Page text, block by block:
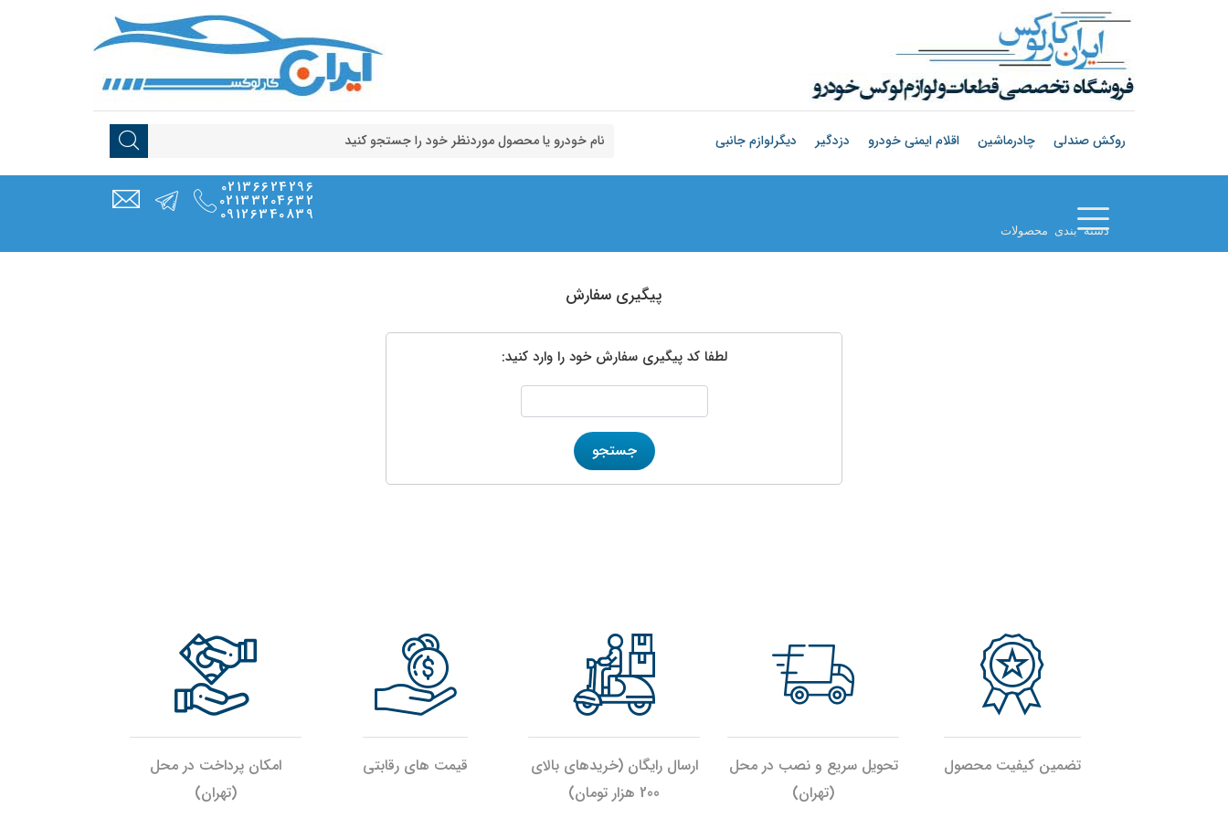
روکش صندلی چادرماشین اقلام ایمنی خودرو دزدگیر دیگرلوازم جانبی
دسته بندی محصولات
02136624296
02133204632
09126340839
پیگیری سفارش
لطفا کد پیگیری سفارش خود را وارد کنید:
تضمین کیفیت محصول
تحویل سریع و نصب در محل
(تهران)
ارسال رایگان (خریدهای بالای
200 هزار تومان)
قیمت های رقابتی
امکان پرداخت در محل
(تهران)